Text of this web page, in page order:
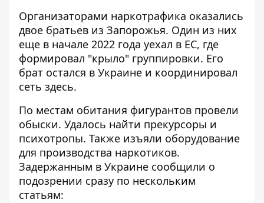
Организаторами наркотрафика оказались
двое братьев из Запорожья. Один из них
еще в начале 2022 года уехал в ЕС, где
формировал "крыло" группировки. Его
брат остался в Украине и координировал
сеть здесь.
По местам обитания фигурантов провели
обыски. Удалось найти прекурсоры и
психотропы. Также изъяли оборудование
для производства наркотиков.
Задержанным в Украине сообщили о
подозрении сразу по нескольким
статьям: